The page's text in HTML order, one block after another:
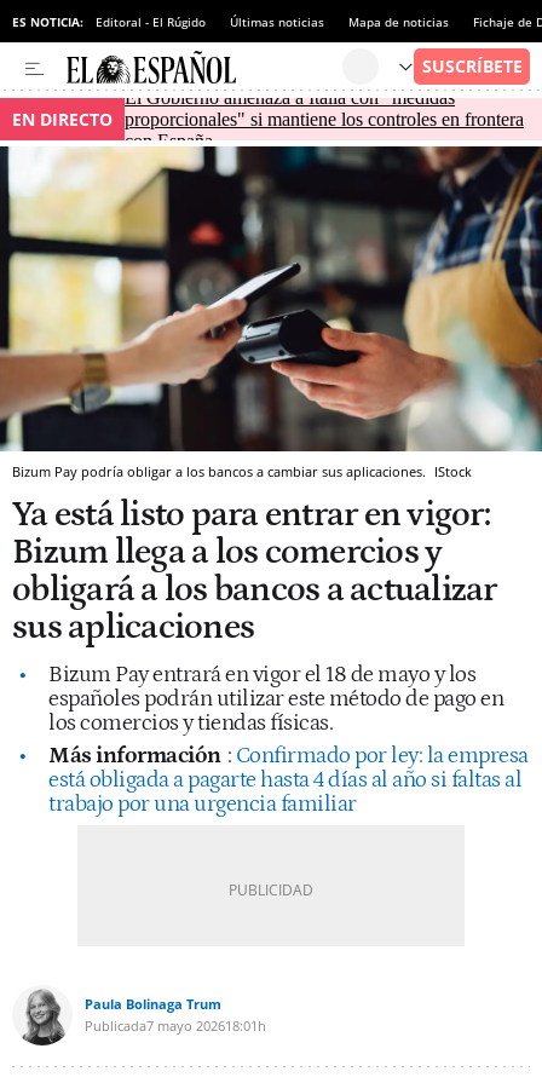
ES NOTICIA: Editoral - El Rúgido Últimas noticias Mapa de noticias Fichaje de
EN DIRECTO
El Gobierno amenaza a Italia con "medidas
proporcionales" si mantiene los controles en frontera
con España
Bizum Pay podría obligar a los bancos a cambiar sus aplicaciones. IStock
Ya está listo para entrar en vigor:
Bizum llega a los comercios y
obligará a los bancos a actualizar
sus aplicaciones
Bizum Pay entrará en vigor el 18 de mayo y los
españoles podrán utilizar este método de pago en
los comercios y tiendas físicas.
Más información : Confirmado por ley: la empresa
está obligada a pagarte hasta 4 días al año si faltas al
trabajo por una urgencia familiar
Paula Bolinaga Trum
Publicada7 mayo 202618:01h